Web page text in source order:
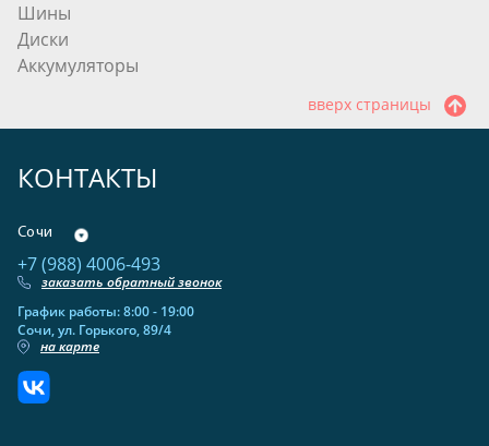
Шины
Диски
Аккумуляторы
вверх страницы
КОНТАКТЫ
Сочи
+7 (988) 4006-493
заказать обратный звонок
График работы: 8:00 - 19:00
Сочи, ул. Горького, 89/4
на карте